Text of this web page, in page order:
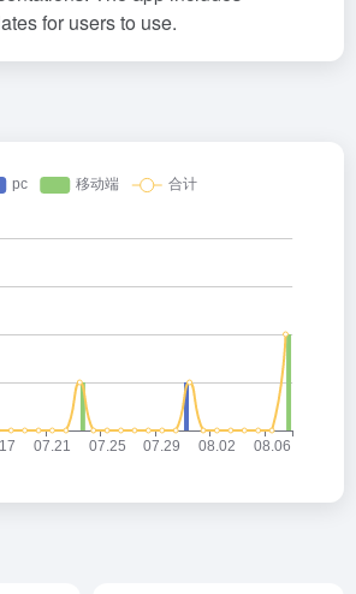
for users to use.